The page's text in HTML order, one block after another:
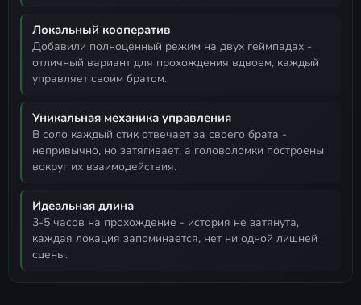
Локальный кооператив
добавили полноценный режим на двух геймпадах -
отличный вариант для прохождения вдвоем, каждый
управляет своим братом.
Уникальная механика управления
в соло каждый стик отвечает за своего брата -
непривычно, но затягивает, а головоломки построены
вокруг их взаимодействия.
Идеальная длина
3-5 часов на прохождение - история не затянута,
каждая локация запоминается, нет ни одной лишней
сцены.